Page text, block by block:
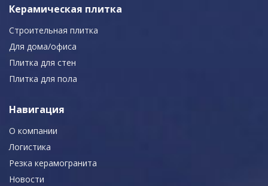
Керамическая плитка
Строительная плитка
Для дома/офиса
Плитка для стен
Плитка для пола
Навигация
О компании
Логистика
Резка керамогранита
Новости